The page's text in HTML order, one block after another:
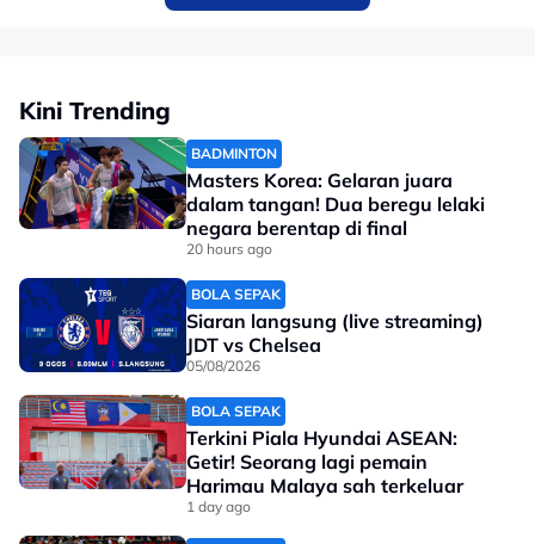
Kini Trending
BADMINTON
Masters Korea: Gelaran juara
dalam tangan! Dua beregu lelaki
negara berentap di final
20 hours ago
BOLA SEPAK
Siaran langsung (live streaming)
JDT vs Chelsea
05/08/2026
BOLA SEPAK
Terkini Piala Hyundai ASEAN:
Getir! Seorang lagi pemain
Harimau Malaya sah terkeluar
1 day ago